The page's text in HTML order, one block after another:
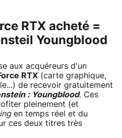
RTX acheté =
Youngblood
aux acquéreurs d'un
RTX (carte graphique,
de recevoir gratuitement
: Youngblood. Ces
pleinement (et
en temps réel et du
ces deux titres très